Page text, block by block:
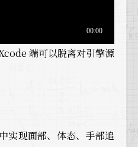
端可以脱离对引擎源
实现面部、体态、手部追